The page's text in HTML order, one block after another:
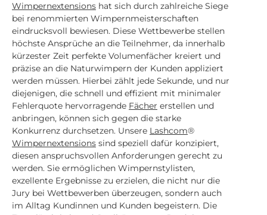
Wimpernextensions hat sich durch zahlreiche Siege
bei renommierten Wimpernmeisterschaften
eindrucksvoll bewiesen. Diese Wettbewerbe stellen
höchste Ansprüche an die Teilnehmer, da innerhalb
kürzester Zeit perfekte Volumenfächer kreiert und
präzise an die Naturwimpern der Kunden appliziert
werden müssen. Hierbei zählt jede Sekunde, und nur
diejenigen, die schnell und effizient mit minimaler
Fehlerquote hervorragende Fächer erstellen und
anbringen, können sich gegen die starke
Konkurrenz durchsetzen. Unsere Lashcom®
Wimpernextensions sind speziell dafür konzipiert,
diesen anspruchsvollen Anforderungen gerecht zu
werden. Sie ermöglichen Wimpernstylisten,
exzellente Ergebnisse zu erzielen, die nicht nur die
Jury bei Wettbewerben überzeugen, sondern auch
im Alltag Kundinnen und Kunden begeistern. Die